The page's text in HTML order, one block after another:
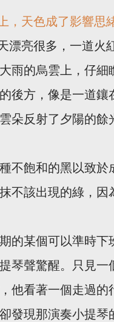
，天色成了影響思
漂亮很多，一道火
雨的烏雲上，仔細
後方，像是一道鑲
朵反射了夕陽的餘
不飽和的黑以致
不該出現的綠，
的某個可以準時
琴聲驚醒。只見
他看著一個走過
發現那演奏小提